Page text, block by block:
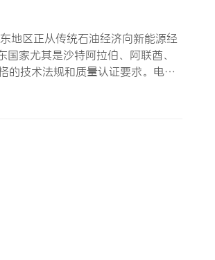
地区正从传统石油经济向新能源经
家尤其是沙特阿拉伯、阿联酋、
的技术法规和质量认证要求。电动